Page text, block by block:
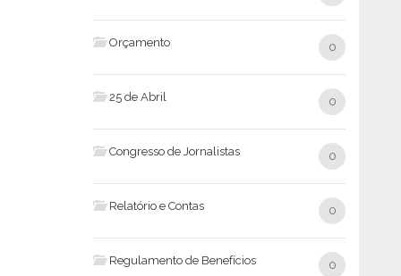
Orçamento 0
25 de Abril 0
Congresso de Jornalistas 0
Relatório e Contas 0
Regulamento de Benefícios 0